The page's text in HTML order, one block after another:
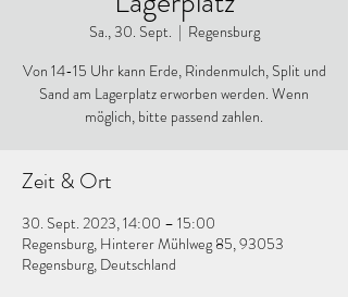
Sa., 30. Sept.
  |
Regensburg
Von 14-15 Uhr kann Erde, Rindenmulch, Split und
Sand am Lagerplatz erworben werden. Wenn
möglich, bitte passend zahlen.
Zeit & Ort
30. Sept. 2023, 14:00 – 15:00
Regensburg, Hinterer Mühlweg 85, 93053
Regensburg, Deutschland